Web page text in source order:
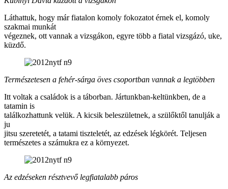
Láthattuk, hogy már fiatalon komoly fokozatot érnek el, komoly
szakmai munkát
végeznek, ott vannak a vizsgákon, egyre több a fiatal vizsgázó, uke,
küzdő.
Természetesen a fehér-sárga öves csoportban vannak a legtöbben
Itt voltak a családok is a táborban. Jártunkban-keltünkben, de a
tatamin is
találkozhattunk velük. A kicsik beleszületnek, a szülőktől tanulják a
ju
jitsu szeretetét, a tatami tiszteletét, az edzések légkörét. Teljesen
természetes a számukra ez a környezet.
Az edzéseken résztvevő legfiatalabb páros